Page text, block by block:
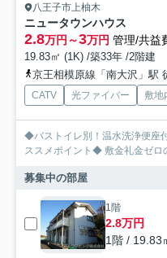
八王子市上柚木
ニュータウンハウス
2.8万円～3万円 管理/共益
19.83㎡ (1K) /築33年 /2階建
京王相模原線「南大沢」駅
CATV 光ファイバー 敷地
◆バストイレ別！温水洗浄便座付
ススメポイント◆ 敷金礼金ゼロ
募集中の部屋
1階
2.8万円
1階 / 19.83